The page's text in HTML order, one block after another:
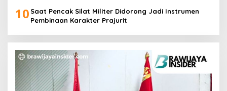
10 Saat Pencak Silat Militer Didorong Jadi Instrumen
Pembinaan Karakter Prajurit